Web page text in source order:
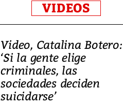
VIDEOS
Video, Catalina Botero:
‘Si la gente elige
criminales, las
sociedades deciden
suicidarse’